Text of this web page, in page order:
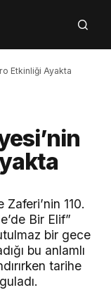
Etkinliği Ayakta
110.
Bir Elif”
bir gece
bu anlamlı
tarihe